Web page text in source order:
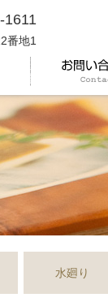
1611
番地1
水廻り